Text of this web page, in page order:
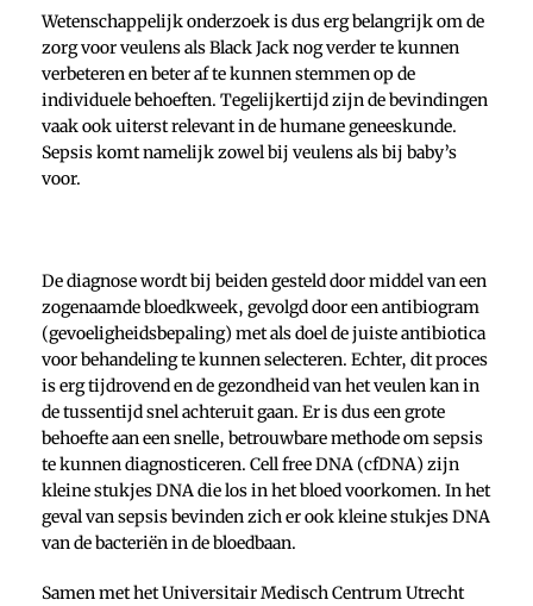
Wetenschappelijk onderzoek is dus erg belangrijk om de
zorg voor veulens als Black Jack nog verder te kunnen
verbeteren en beter af te kunnen stemmen op de
individuele behoeften. Tegelijkertijd zijn de bevindingen
vaak ook uiterst relevant in de humane geneeskunde.
Sepsis komt namelijk zowel bij veulens als bij baby’s
voor.
De diagnose wordt bij beiden gesteld door middel van een
zogenaamde bloedkweek, gevolgd door een antibiogram
(gevoeligheidsbepaling) met als doel de juiste antibiotica
voor behandeling te kunnen selecteren. Echter, dit proces
is erg tijdrovend en de gezondheid van het veulen kan in
de tussentijd snel achteruit gaan. Er is dus een grote
behoefte aan een snelle, betrouwbare methode om sepsis
te kunnen diagnosticeren. Cell free DNA (cfDNA) zijn
kleine stukjes DNA die los in het bloed voorkomen. In het
geval van sepsis bevinden zich er ook kleine stukjes DNA
van de bacteriën in de bloedbaan.
Samen met het Universitair Medisch Centrum Utrecht